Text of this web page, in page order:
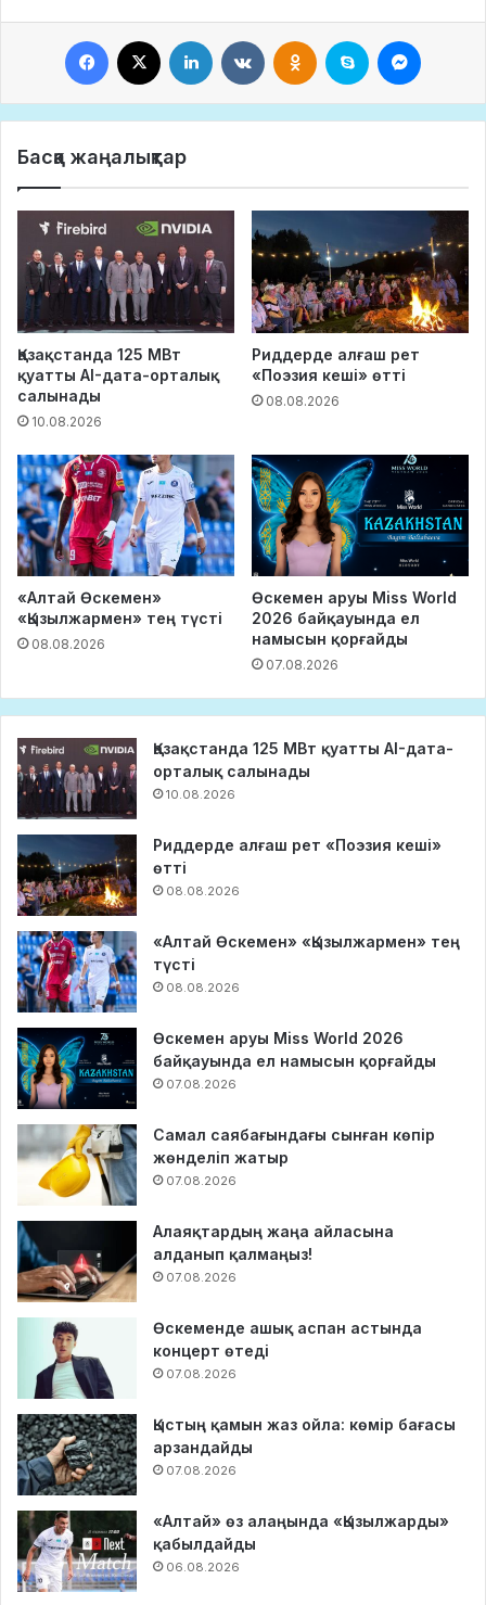
Facebook LinkedIn VKontakteOdnoklassniki
Skype
Басқа жаңалықтар
Қазақстанда 125 МВт
қуатты AI-дата-орталық
салынады
10.08.2026
Риддерде алғаш рет
«Поэзия кеші» өтті
08.08.2026
«Алтай Өскемен»
«Қызылжармен» тең түсті
08.08.2026
Өскемен аруы Miss World
2026 байқауында ел
намысын қорғайды
07.08.2026
Қазақстанда 125 МВт қуатты AI-дата-
орталық салынады
10.08.2026
Риддерде алғаш рет «Поэзия кеші»
өтті
08.08.2026
«Алтай Өскемен» «Қызылжармен» тең
түсті
08.08.2026
Өскемен аруы Miss World 2026
байқауында ел намысын қорғайды
07.08.2026
Самал саябағындағы сынған көпір
жөнделіп жатыр
07.08.2026
Алаяқтардың жаңа айласына
алданып қалмаңыз!
07.08.2026
Өскеменде ашық аспан астында
концерт өтеді
07.08.2026
Қыстың қамын жаз ойла: көмір бағасы
арзандайды
07.08.2026
«Алтай» өз алаңында «Қызылжарды»
қабылдайды
06.08.2026